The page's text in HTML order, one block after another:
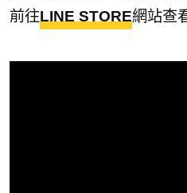
前往LINE STORE網站查